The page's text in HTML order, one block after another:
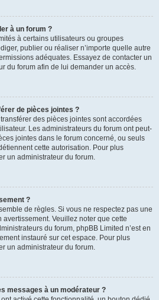
à un forum ?
à certains utilisateurs ou groupes
publier ou réaliser n’importe quelle autre
adéquates. Essayez de contacter un
du forum afin de lui demander un accès.
de pièces jointes ?
des pièces jointes sont accordées
Les administrateurs du forum ont peut-
jointes dans le forum concerné, ou seuls
cette autorisation. Pour plus
un administrateur du forum.
?
de règles. Si vous ne respectez pas une
Veuillez noter que cette
du forum, phpBB Limited n’est en
instauré sur cet espace. Pour plus
un administrateur du forum.
messages à un modérateur ?